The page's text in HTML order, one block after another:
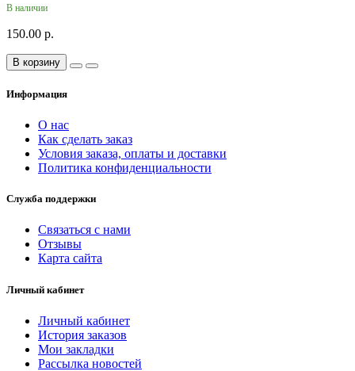
В наличии
150.00 р.
В корзину
Информация
О нас
Как сделать заказ
Условия заказа, оплаты и доставки
Политика конфиденциальности
Служба поддержки
Связаться с нами
Отзывы
Карта сайта
Личный кабинет
Личный кабинет
История заказов
Мои закладки
Рассылка новостей